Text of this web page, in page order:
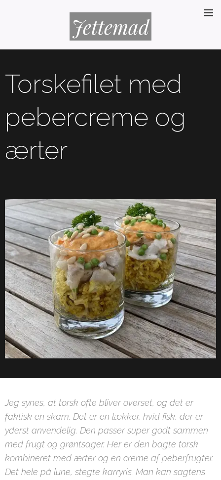
Jettemad
Torskefilet med
pebercreme og
ærter
Jeg synes, at torsk ofte bliver overset, og det er
faktisk en skam. Det er en lækker, hvid fisk, der er
yderst anvendelig. Den passer super godt sammen
med frugt og grøntsager. Her er den bagte torsk
kombineret med ærter og en creme af peberfrugter.
Det hele på lune, stegte karryris. Man kan sagtens